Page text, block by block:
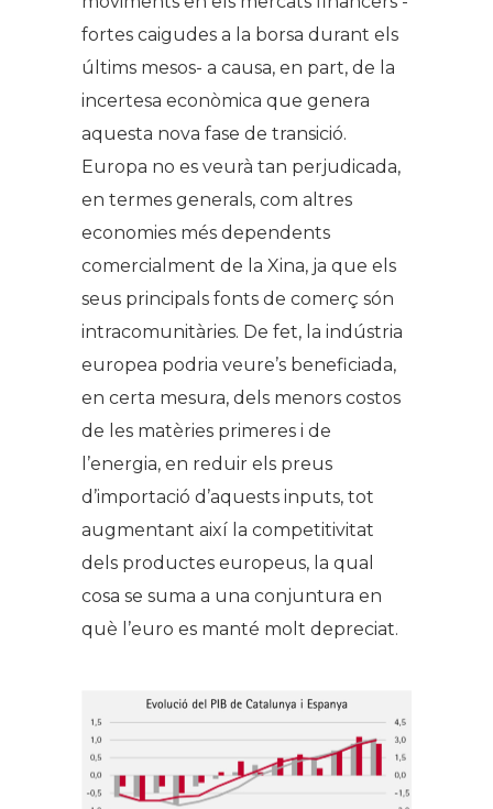
fortes caigudes a la borsa durant els
últims mesos- a causa, en part, de la
incertesa econòmica que genera
aquesta nova fase de transició.
Europa no es veurà tan perjudicada,
en termes generals, com altres
economies més dependents
comercialment de la Xina, ja que els
seus principals fonts de comerç són
intracomunitàries. De fet, la indústria
europea podria veure’s beneficiada,
en certa mesura, dels menors costos
de les matèries primeres i de
l’energia, en reduir els preus
d’importació d’aquests inputs, tot
augmentant així la competitivitat
dels productes europeus, la qual
cosa se suma a una conjuntura en
què l’euro es manté molt depreciat.